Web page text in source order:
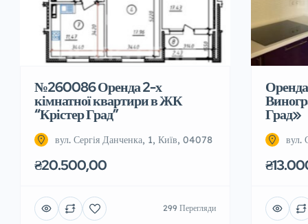
№260086 Оренда 2-х
кімнатної квартири в ЖК
“Крістер Град”
вул. Сергія Данченка, 1, Київ, 04078
₴20.500,00
299 Перегляди
Град»
вул.